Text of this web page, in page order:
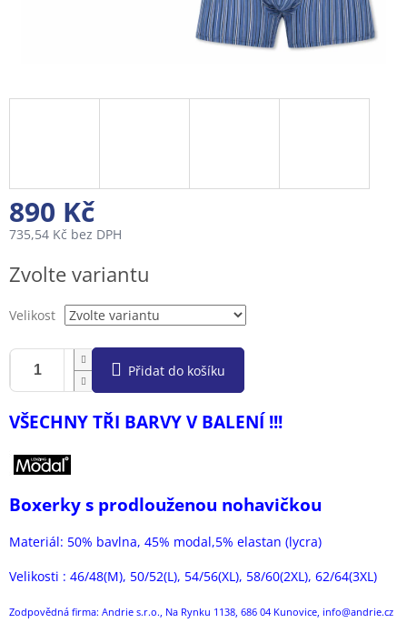
890 Kč
735,54 Kč bez DPH
cena:
Zvolte variantu
Velikost
Přidat do košíku
VŠECHNY TŘI BARVY V BALENÍ !!!
Boxerky s prodlouženou nohavičkou
Materiál: 50% bavlna, 45% modal,5% elastan (lycra)
Velikosti : 46/48(M), 50/52(L), 54/56(XL), 58/60(2XL), 62/64(3XL)
Zodpovědná firma: Andrie s.r.o., Na Rynku 1138, 686 04 Kunovice, info@andrie.cz